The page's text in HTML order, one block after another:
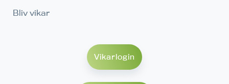
Bliv vikar
Vikarlogin